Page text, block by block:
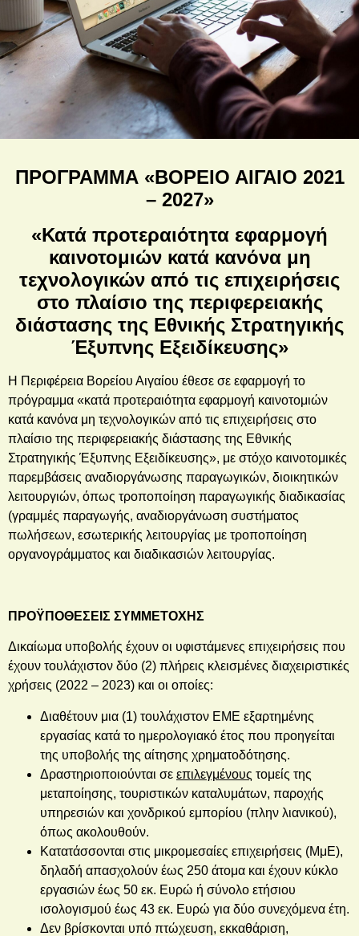
ΠΡΟΓΡΑΜΜΑ «ΒΟΡΕΙΟ ΑΙΓΑΙΟ 2021
– 2027»
«Κατά προτεραιότητα εφαρμογή
καινοτομιών κατά κανόνα μη
τεχνολογικών από τις επιχειρήσεις
στο πλαίσιο της περιφερειακής
διάστασης της Εθνικής Στρατηγικής
Έξυπνης Εξειδίκευσης»
Η Περιφέρεια Βορείου Αιγαίου έθεσε σε εφαρμογή το
πρόγραμμα «κατά προτεραιότητα εφαρμογή καινοτομιών
κατά κανόνα μη τεχνολογικών από τις επιχειρήσεις στο
πλαίσιο της περιφερειακής διάστασης της Εθνικής
Στρατηγικής Έξυπνης Εξειδίκευσης», με στόχο καινοτομικές
παρεμβάσεις αναδιοργάνωσης παραγωγικών, διοικητικών
λειτουργιών, όπως τροποποίηση παραγωγικής διαδικασίας
(γραμμές παραγωγής, αναδιοργάνωση συστήματος
πωλήσεων, εσωτερικής λειτουργίας με τροποποίηση
οργανογράμματος και διαδικασιών λειτουργίας.
ΠΡΟΫΠΟΘΕΣΕΙΣ ΣΥΜΜΕΤΟΧΗΣ
Δικαίωμα υποβολής έχουν οι υφιστάμενες επιχειρήσεις που
έχουν τουλάχιστον δύο (2) πλήρεις κλεισμένες διαχειριστικές
χρήσεις (2022 – 2023) και οι οποίες:
Διαθέτουν μια (1) τουλάχιστον ΕΜΕ εξαρτημένης
εργασίας κατά το ημερολογιακό έτος που προηγείται
της υποβολής της αίτησης χρηματοδότησης.
Δραστηριοποιούνται σε επιλεγμένους τομείς της
μεταποίησης, τουριστικών καταλυμάτων, παροχής
υπηρεσιών και χονδρικού εμπορίου (πλην λιανικού),
όπως ακολουθούν.
Κατατάσσονται στις μικρομεσαίες επιχειρήσεις (ΜμΕ),
δηλαδή απασχολούν έως 250 άτομα και έχουν κύκλο
εργασιών έως 50 εκ. Ευρώ ή σύνολο ετήσιου
ισολογισμού έως 43 εκ. Ευρώ για δύο συνεχόμενα έτη.
Δεν βρίσκονται υπό πτώχευση, εκκαθάριση,